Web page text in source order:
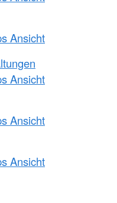
Ansicht
Ansicht
Ansicht
Ansicht